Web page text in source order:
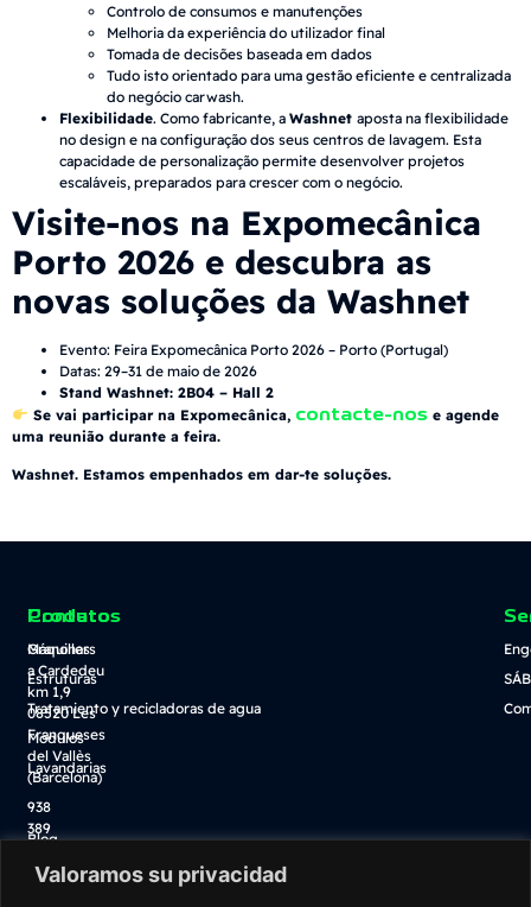
Valoramos su privacidad
Controlo de consumos e manutenções
Melhoria da experiência do utilizador final
Tomada de decisões baseada em dados
Tudo isto orientado para uma gestão eficiente e centralizada
do negócio carwash.
Flexibilidade. Como fabricante, a Washnet aposta na flexibilidade
no design e na configuração dos seus centros de lavagem. Esta
capacidade de personalização permite desenvolver projetos
escaláveis, preparados para crescer com o negócio.
Visite-nos na Expomecânica
Porto 2026 e descubra as
novas soluções da Washnet
Evento: Feira Expomecânica Porto 2026 – Porto (Portugal)
Datas: 29–31 de maio de 2026
Stand Washnet: 2B04 – Hall 2
Se vai participar na Expomecânica, contacte-nos e agende
uma reunião durante a feira.
Washnet. Estamos empenhados em dar-te soluções.
Contato
Granollers
a Cardedeu
km 1,9
08520 Les
Franqueses
del Vallès
(Barcelona)
938
389
info@washnet.es
Produtos
Máquinas
Estruturas
Tratamiento y recicladoras de agua
Módulos
Lavandarias
Blog
Descarga catálogo
SÁB